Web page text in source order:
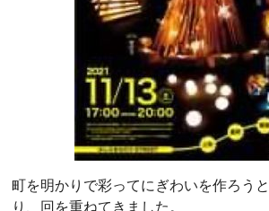
町を明かりで彩ってにぎわいを作ろう
り、回を重ねてきました。